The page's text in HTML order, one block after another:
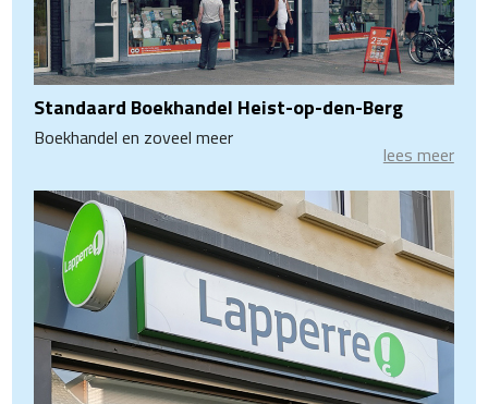
Standaard Boekhandel Heist-op-den-Berg
Boekhandel en zoveel meer
lees meer